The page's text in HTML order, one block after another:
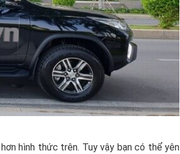
hình thức trên. Tuy vậy bạn có thể yên